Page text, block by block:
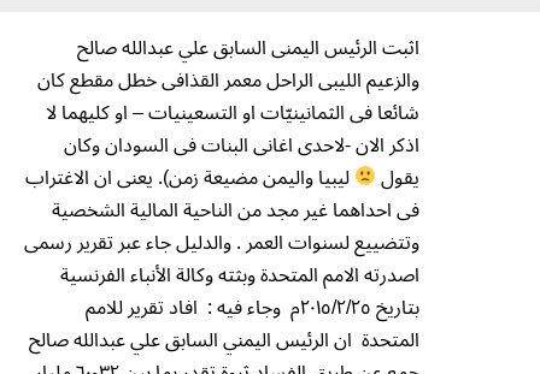
اثبت الرئيس اليمنى السابق علي عبدالله صالح
والزعيم الليبى الراحل معمر القذافى خطل مقطع كان
شائعا فى الثمانينيّات او التسعينيات – او كليهما لا
اذكر الان -لاحدى اغانى البنات فى السودان وكان
يقول ليبيا واليمن مضيعة زمن). يعنى ان الاغتراب
فى احداهما غير مجد من الناحية المالية الشخصية
وتتضييع لسنوات العمر . والدليل جاء عبر تقرير رسمى
اصدرته الامم المتحدة وبثته وكالة الأنباء الفرنسية
بتاريخ ٢٠١٥/٢/٢٥م وجاء فيه : افاد تقرير للامم
المتحدة ان الرئيس اليمني السابق علي عبدالله صالح